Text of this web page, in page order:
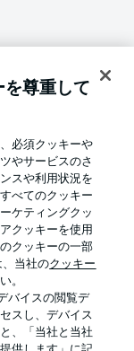
を尊重して
必須クッキーや
やサービスのさ
スや利用状況を
べてのクッキー
ケティングクッ
クッキーを使用
クッキーの一部
、当社のクッキー
。
バイスの閲覧デ
スし、デバイス
、「当社と当社